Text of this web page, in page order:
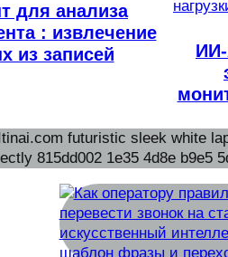
для анализа
: извлечение
из записей
ИИ-